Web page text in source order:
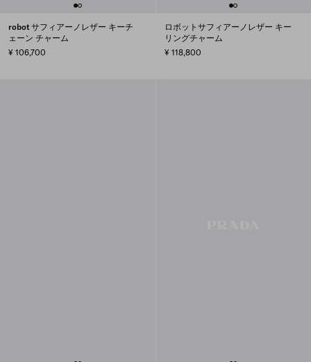
robot サフィアーノレザー キーチ
ェーン チャーム
¥ 106,700
ロボットサフィアーノレザー キー
リングチャーム
¥ 118,800